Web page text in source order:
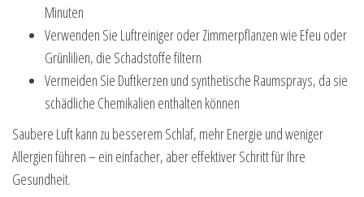
Minuten
Verwenden Sie Luftreiniger oder Zimmerpflanzen wie Efeu oder
Grünlilien, die Schadstoffe filtern
Vermeiden Sie Duftkerzen und synthetische Raumsprays, da sie
schädliche Chemikalien enthalten können
Saubere Luft kann zu besserem Schlaf, mehr Energie und weniger
Allergien führen – ein einfacher, aber effektiver Schritt für Ihre
Gesundheit.